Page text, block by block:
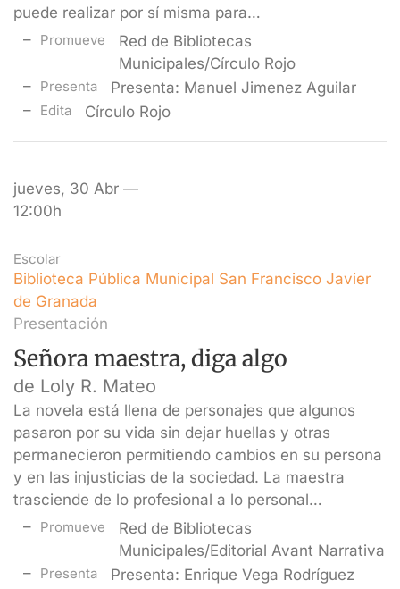
puede realizar por sí misma para…
Promueve
Red de Bibliotecas
Municipales/Círculo Rojo
Presenta Presenta: Manuel Jimenez Aguilar
Edita Círculo Rojo
jueves, 30 Abr —
12:00h
Escolar
Biblioteca Pública Municipal San Francisco Javier
de Granada
Presentación
Señora maestra, diga algo
de Loly R. Mateo
La novela está llena de personajes que algunos
pasaron por su vida sin dejar huellas y otras
permanecieron permitiendo cambios en su persona
y en las injusticias de la sociedad. La maestra
trasciende de lo profesional a lo personal…
Promueve
Red de Bibliotecas
Municipales/Editorial Avant Narrativa
Presenta Presenta: Enrique Vega Rodríguez